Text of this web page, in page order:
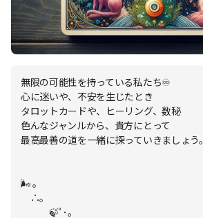
無限の可能性を持っている私たち♾
心に迷いや、不安を生じたとき
タロットカードや、ヒーリング、数秘
色んなジャンルから、貴方にとって
最高最善の道を一緒に探っていきましょう。
🌬 ｡
∴｡
🍃ﾟ･｡